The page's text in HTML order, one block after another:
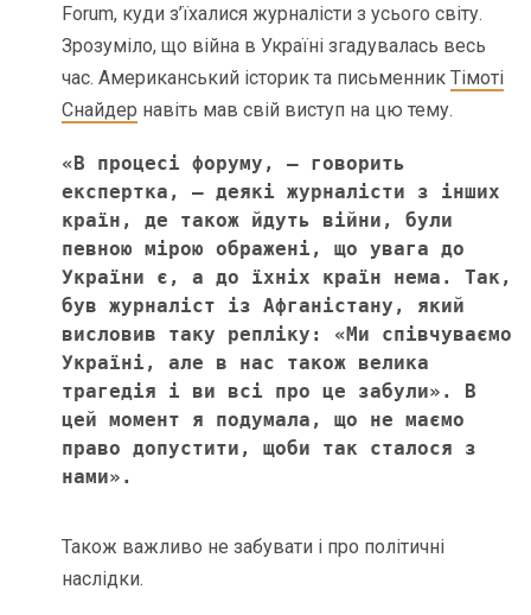
Forum, куди з’їхалися журналісти з усього світу.
Зрозуміло, що війна в Україні згадувалась весь
час. Американський історик та письменникТімоті
Снайдер навіть мав свій виступ на цю тему.
«В процесі форуму, – говорить
експертка, – деякі журналісти з інших
країн, де також йдуть війни, були
певною мірою ображені, що увага до
України є, а до їхніх країн нема. Так,
був журналіст із Афганістану, який
висловив таку репліку: «Ми співчуваємо
Україні, але в нас також велика
трагедія і ви всі про це забули». В
цей момент я подумала, що не маємо
право допустити, щоби так сталося з
нами».
Також важливо не забувати і про політичні
наслідки.